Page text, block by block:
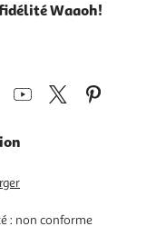
Waaoh!
: non conforme